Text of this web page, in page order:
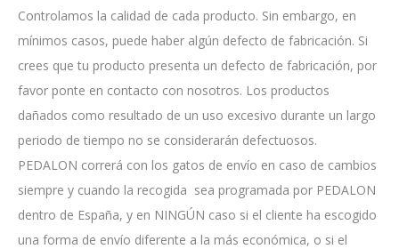
Controlamos la calidad de cada producto. Sin embargo, en
mínimos casos, puede haber algún defecto de fabricación. Si
crees que tu producto presenta un defecto de fabricación, por
favor ponte en contacto con nosotros. Los productos
dañados como resultado de un uso excesivo durante un largo
periodo de tiempo no se considerarán defectuosos.
PEDALON correrá con los gatos de envío en caso de cambios
siempre y cuando la recogida sea programada por PEDALON
dentro de España, y en NINGÚN caso si el cliente ha escogido
una forma de envío diferente a la más económica, o si el